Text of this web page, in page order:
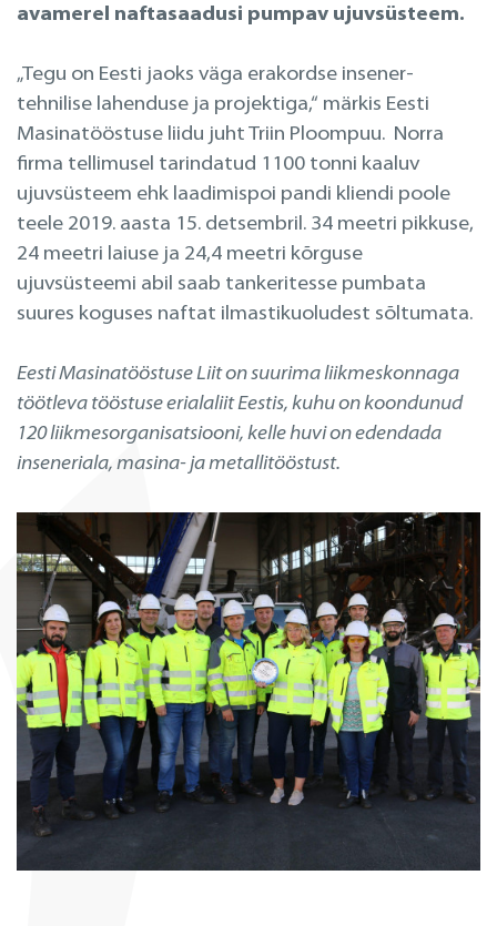
avamerel naftasaadusi pumpav ujuvsüsteem.
„Tegu on Eesti jaoks väga erakordse insener-
tehnilise lahenduse ja projektiga,“ märkis Eesti
Masinatööstuse liidu juht Triin Ploompuu. Norra
firma tellimusel tarindatud 1100 tonni kaaluv
ujuvsüsteem ehk laadimispoi pandi kliendi poole
teele 2019. aasta 15. detsembril. 34 meetri pikkuse,
24 meetri laiuse ja 24,4 meetri kõrguse
ujuvsüsteemi abil saab tankeritesse pumbata
suures koguses naftat ilmastikuoludest sõltumata.
Eesti Masinatööstuse Liit on suurima liikmeskonnaga
töötleva tööstuse erialaliit Eestis, kuhu on koondunud
120 liikmesorganisatsiooni, kelle huvi on edendada
inseneriala, masina- ja metallitööstust.